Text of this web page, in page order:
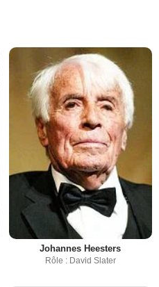
Johannes Heesters
Rôle : David Slater